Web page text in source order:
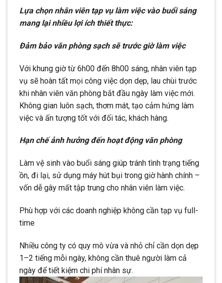
Lựa chọn nhân viên tạp vụ làm việc vào buổi sáng
mang lại nhiều lợi ích thiết thực:
Đảm bảo văn phòng sạch sẽ trước giờ làm việc
Với khung giờ từ 6h00 đến 8h00 sáng, nhân viên tạp
vụ sẽ hoàn tất mọi công việc dọn dẹp, lau chùi trước
khi nhân viên văn phòng bắt đầu ngày làm việc mới.
Không gian luôn sạch, thơm mát, tạo cảm hứng làm
việc và ấn tượng tốt với đối tác, khách hàng.
Hạn chế ảnh hưởng đến hoạt động văn phòng
Làm vệ sinh vào buổi sáng giúp tránh tình trạng tiếng
ồn, đi lại, sử dụng máy hút bụi trong giờ hành chính –
vốn dễ gây mất tập trung cho nhân viên làm việc.
Phù hợp với các doanh nghiệp không cần tạp vụ full-
time
Nhiều công ty có quy mô vừa và nhỏ chỉ cần dọn dẹp
1–2 tiếng mỗi ngày, không cần thuê người làm cả
ngày để tiết kiệm chi phí nhân sự.